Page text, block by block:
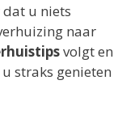
dat u niets
naar
volgt en
straks genieten